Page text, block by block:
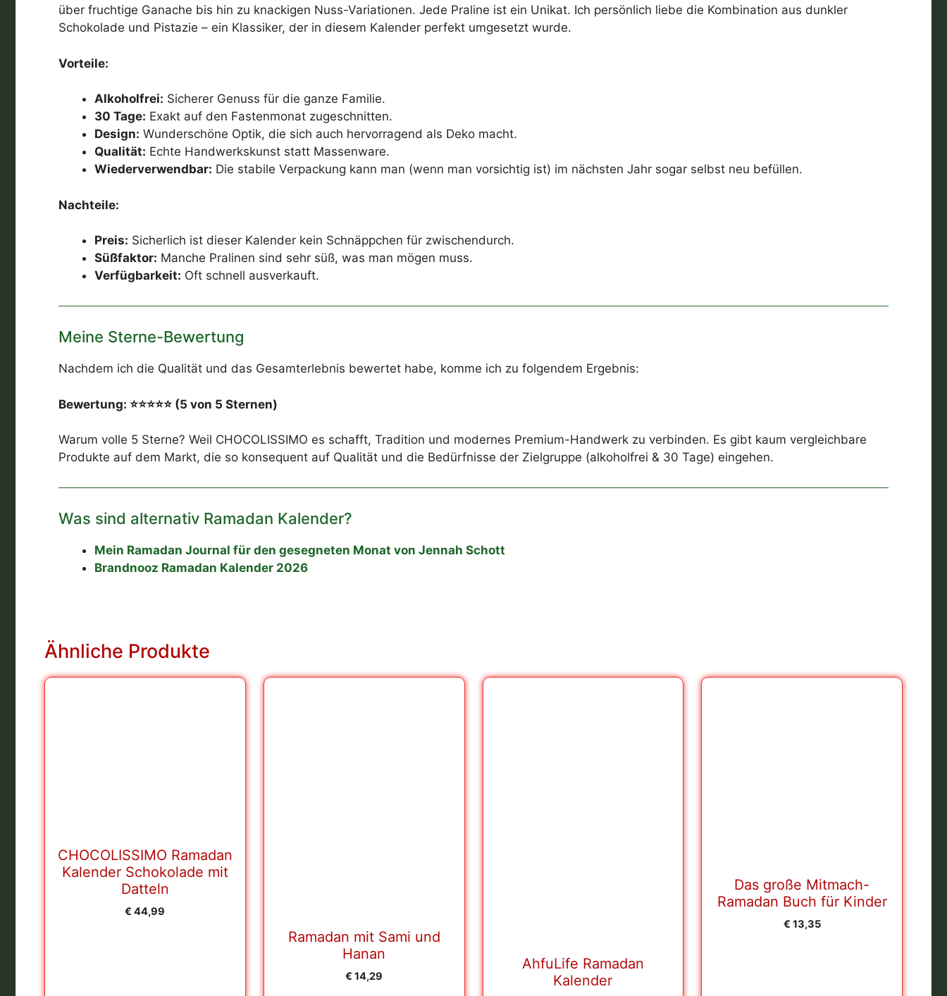
über fruchtige Ganache bis hin zu knackigen Nuss-Variationen. Jede Praline ist ein Unikat. Ich persönlich liebe die Kombination aus dunkler
Schokolade und Pistazie – ein Klassiker, der in diesem Kalender perfekt umgesetzt wurde.
Vorteile:
Alkoholfrei: Sicherer Genuss für die ganze Familie.
30 Tage: Exakt auf den Fastenmonat zugeschnitten.
Design: Wunderschöne Optik, die sich auch hervorragend als Deko macht.
Qualität: Echte Handwerkskunst statt Massenware.
Wiederverwendbar: Die stabile Verpackung kann man (wenn man vorsichtig ist) im nächsten Jahr sogar selbst neu befüllen.
Nachteile:
Preis: Sicherlich ist dieser Kalender kein Schnäppchen für zwischendurch.
Süßfaktor: Manche Pralinen sind sehr süß, was man mögen muss.
Verfügbarkeit: Oft schnell ausverkauft.
Meine Sterne-Bewertung
Nachdem ich die Qualität und das Gesamterlebnis bewertet habe, komme ich zu folgendem Ergebnis:
Bewertung: ⭐⭐⭐⭐⭐ (5 von 5 Sternen)
Warum volle 5 Sterne? Weil CHOCOLISSIMO es schafft, Tradition und modernes Premium-Handwerk zu verbinden. Es gibt kaum vergleichbare
Produkte auf dem Markt, die so konsequent auf Qualität und die Bedürfnisse der Zielgruppe (alkoholfrei & 30 Tage) eingehen.
Was sind alternativ Ramadan Kalender?
Mein Ramadan Journal für den gesegneten Monat von Jennah Schott
Brandnooz Ramadan Kalender 2026
Ähnliche Produkte
CHOCOLISSIMO Ramadan
Kalender Schokolade mit
Datteln
€ 44,99
Ramadan mit Sami und
Hanan
€ 14,29
AhfuLife Ramadan
Kalender
Das große Mitmach-
Ramadan Buch für Kinder
€ 13,35